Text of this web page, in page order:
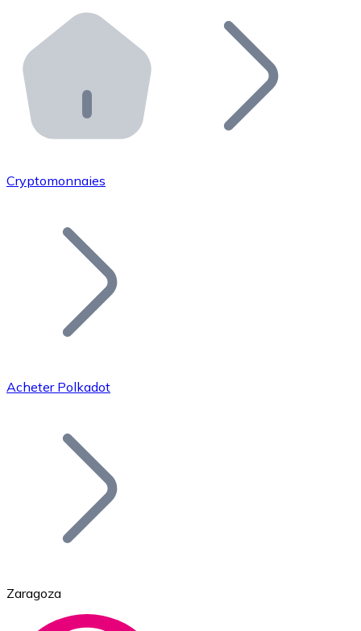
Distributeurs automatiques Bitnovo
Intégrez un ATM Bitnovo dans votre entreprise et
API Bitnovo
Intégrez notre API dans votre écosystème.
Rejoignez notre réseau de distributeurs et
Ajoutez le token de votre projet à notre service
Bitcoin
Cryptomonnaies
Acheter Polkadot
Zaragoza